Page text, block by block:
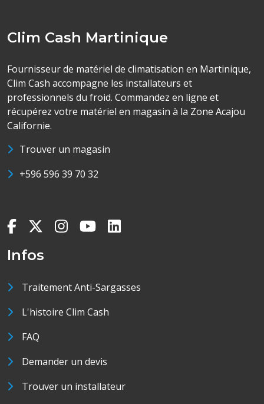
Clim Cash Martinique
Fournisseur de matériel de climatisation en Martinique,
Clim Cash accompagne les installateurs et
professionnels du froid. Commandez en ligne et
récupérez votre matériel en magasin à la Zone Acajou
Californie.
Trouver un magasin
+596 596 39 70 32
Infos
Traitement Anti-Sargasses
L'histoire Clim Cash
FAQ
Demander un devis
Trouver un installateur